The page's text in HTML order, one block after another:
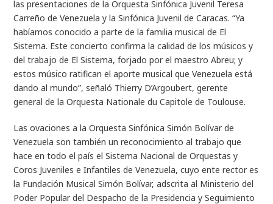
las presentaciones de la Orquesta Sinfónica Juvenil Teresa
Carreño de Venezuela y la Sinfónica Juvenil de Caracas. “Ya
habíamos conocido a parte de la familia musical de El
Sistema. Este concierto confirma la calidad de los músicos y
del trabajo de El Sistema, forjado por el maestro Abreu; y
estos músico ratifican el aporte musical que Venezuela está
dando al mundo”, señaló Thierry D’Argoubert, gerente
general de la Orquesta Nationale du Capitole de Toulouse.
Las ovaciones a la Orquesta Sinfónica Simón Bolívar de
Venezuela son también un reconocimiento al trabajo que
hace en todo el país el Sistema Nacional de Orquestas y
Coros Juveniles e Infantiles de Venezuela, cuyo ente rector es
la Fundación Musical Simón Bolívar, adscrita al Ministerio del
Poder Popular del Despacho de la Presidencia y Seguimiento